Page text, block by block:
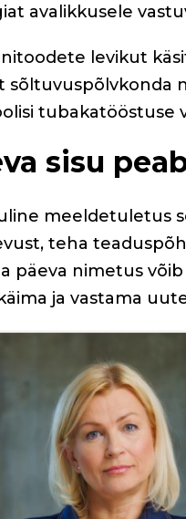
avalikkusele
levikut
sõltuvuspõlvkonda
tubakatööstuse
sisu
meeldetuletus
teha
päeva nimetus
ja vastama